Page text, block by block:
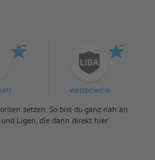
Wettbewerb
setzen. So bist du ganz nah an
Ligen, die dann direkt hier